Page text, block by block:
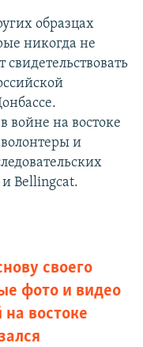
образцах
никогда не
войне на востоке
и
Bellingcat.
своего
фото и видео
востоке